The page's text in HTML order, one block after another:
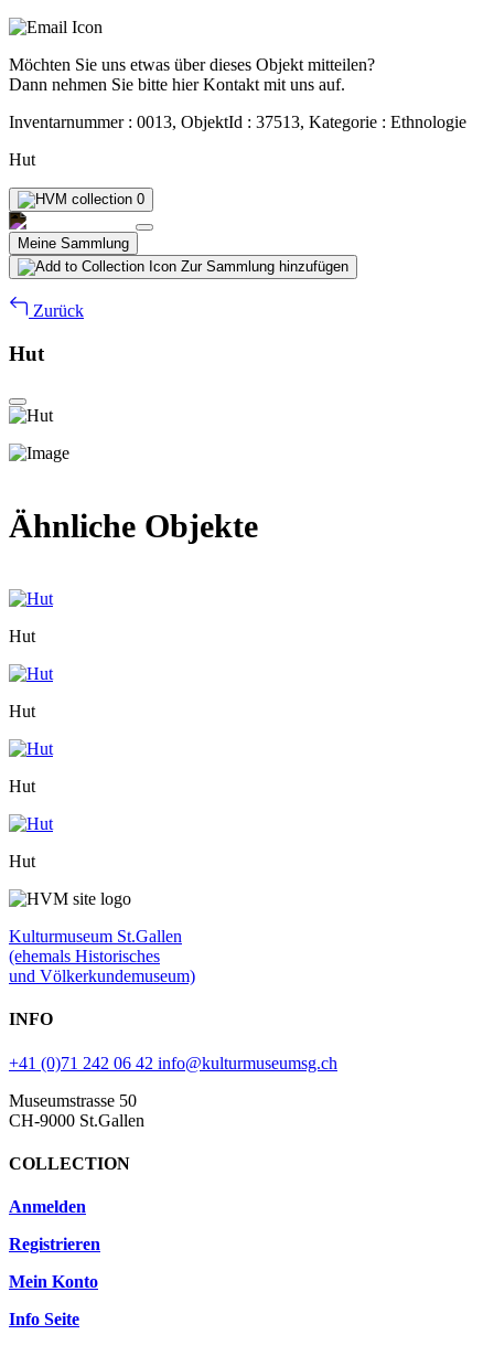
Möchten Sie uns etwas über dieses Objekt mitteilen?
Dann nehmen Sie bitte hier Kontakt mit uns auf.
Inventarnummer : 0013, ObjektId : 37513, Kategorie : Ethnologie
Hut
0
Meine Sammlung
Zur Sammlung hinzufügen
Zurück
Hut
Ähnliche Objekte
Hut
Hut
Hut
Hut
Kulturmuseum St.Gallen
(ehemals Historisches
und Völkerkundemuseum)
INFO
+41 (0)71 242 06 42 info@kulturmuseumsg.ch
Museumstrasse 50
CH-9000 St.Gallen
COLLECTION
Anmelden
Registrieren
Mein Konto
Info Seite